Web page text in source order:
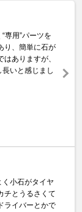
専用”パーツを
り、簡単に石が
ありますが、
いと感じまし
小石がタイヤ
チとうるさくて
ライバーとかで